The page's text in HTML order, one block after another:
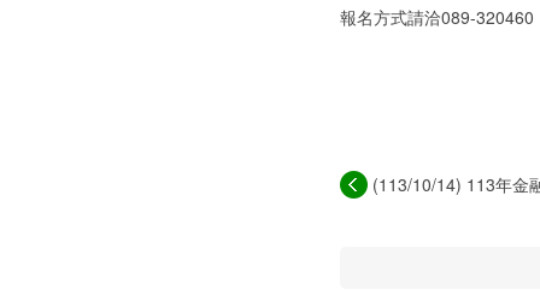
報名方式請洽089-320460
(113/10/14) 113年金